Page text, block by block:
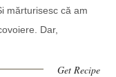
mărturisesc că am
Dar,
Get Recipe